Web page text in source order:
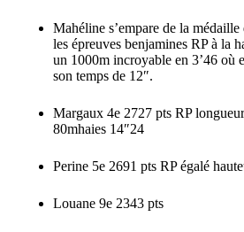
Mahéline s’empare de la médaille
les épreuves benjamines RP à la
un 1000m incroyable en 3’46 où
son temps de 12″.
Margaux 4e 2727 pts RP
80mhaies 14″24
Perine 5e 2691 pts RP égalé
Louane 9e 2343 pts